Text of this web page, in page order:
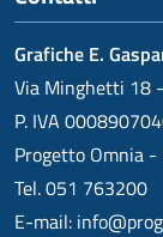
Grafiche E.
Via Minghetti 18
P. IVA
Progetto Omnia
Tel. 051 763200
E-mail: